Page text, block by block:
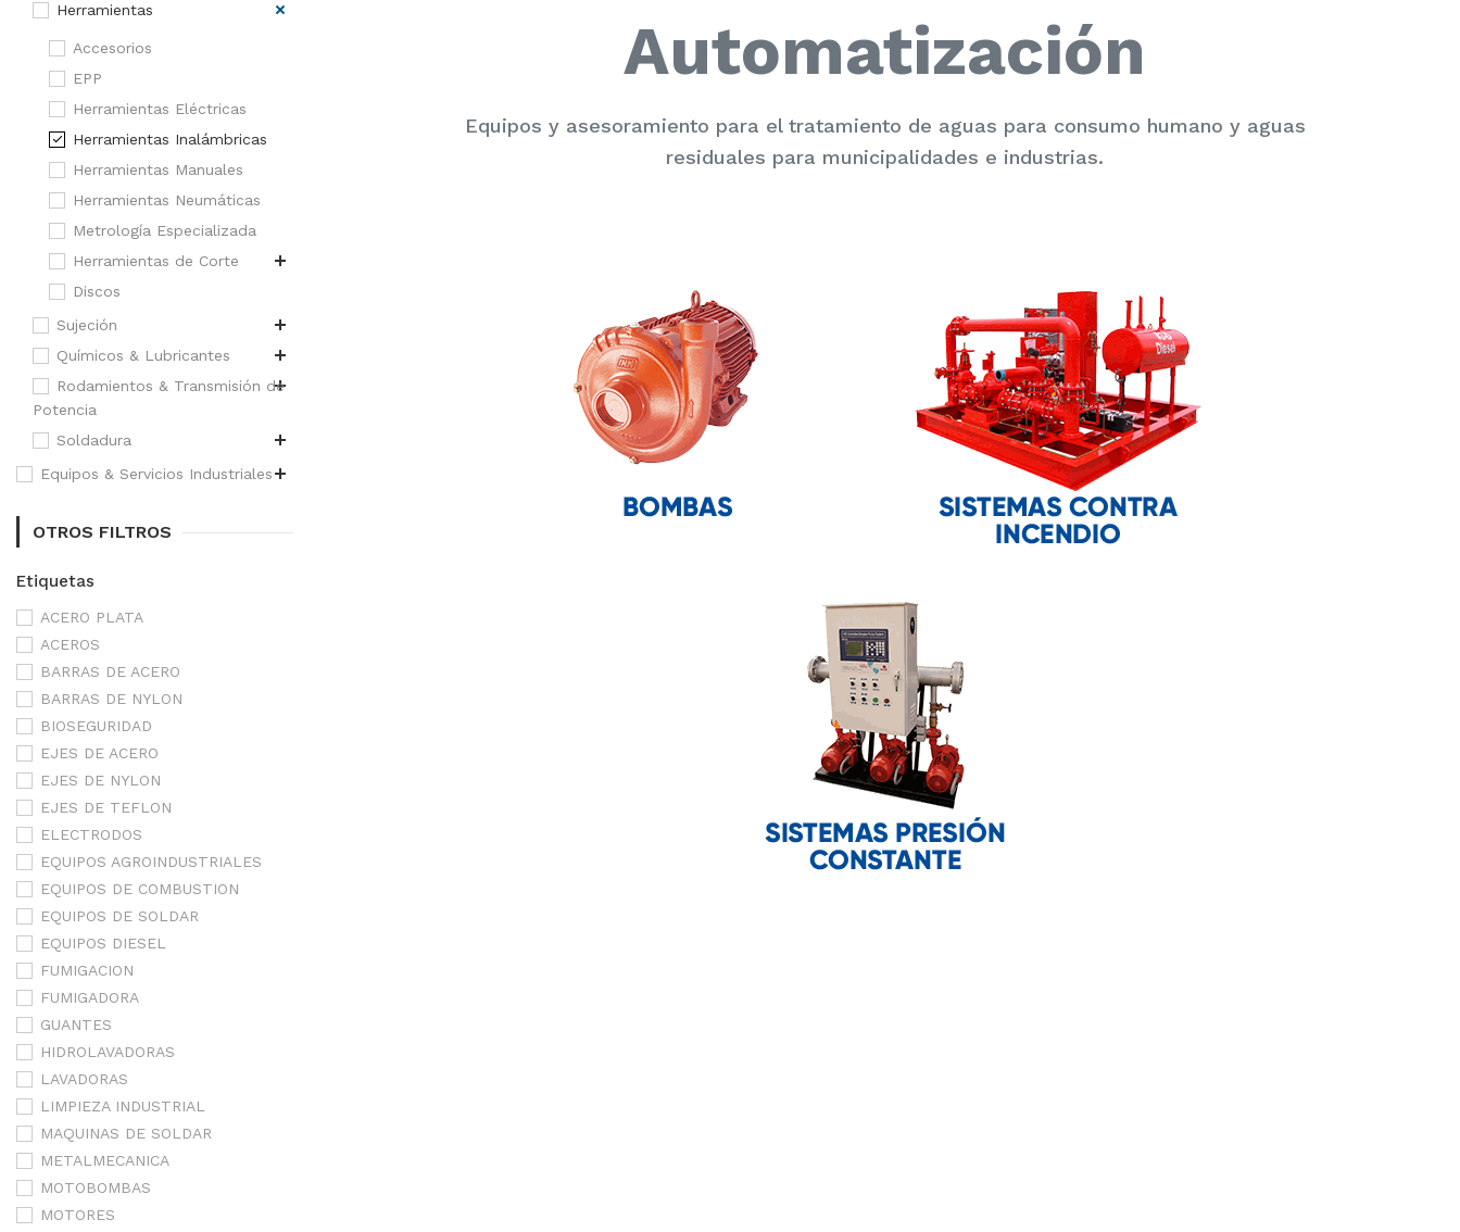
Herramientas
Accesorios
EPP
Herramientas Eléctricas
Herramientas Inalámbricas
Herramientas Manuales
Herramientas Neumáticas
Metrología Especializada
Herramientas de Corte
Discos
Sujeción
Químicos & Lubricantes
Rodamientos & Transmisión de
Potencia
Soldadura
Equipos & Servicios Industriales
OTROS FILTROS
Etiquetas
ACERO PLATA
ACEROS
BARRAS DE ACERO
BARRAS DE NYLON
BIOSEGURIDAD
EJES DE ACERO
EJES DE NYLON
EJES DE TEFLON
ELECTRODOS
EQUIPOS AGROINDUSTRIALES
EQUIPOS DE COMBUSTION
EQUIPOS DE SOLDAR
EQUIPOS DIESEL
FUMIGACION
FUMIGADORA
GUANTES
HIDROLAVADORAS
LAVADORAS
LIMPIEZA INDUSTRIAL
MAQUINAS DE SOLDAR
METALMECANICA
MOTOBOMBAS
MOTORES
Automatización
Equipos y asesoramiento para el tratamiento de aguas para consumo humano y aguas
residuales para municipalidades e industrias.